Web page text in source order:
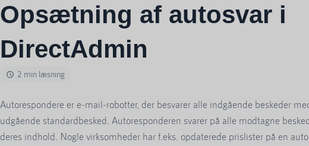
Opsætning af autosvar i
DirectAdmin
2 min læsning
Autorespondere er e-mail-robotter, der besvarer alle indgående beskeder
udgående standardbesked. Autoresponderen svarer på alle modtagne
deres indhold. Nogle virksomheder har f.eks. opdaterede prislister på en